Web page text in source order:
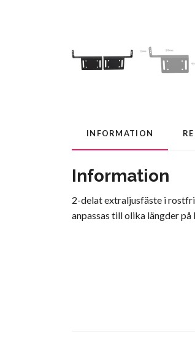
INFORMATION
Information
2-delat extraljusfäste i
anpassas till olika längder på